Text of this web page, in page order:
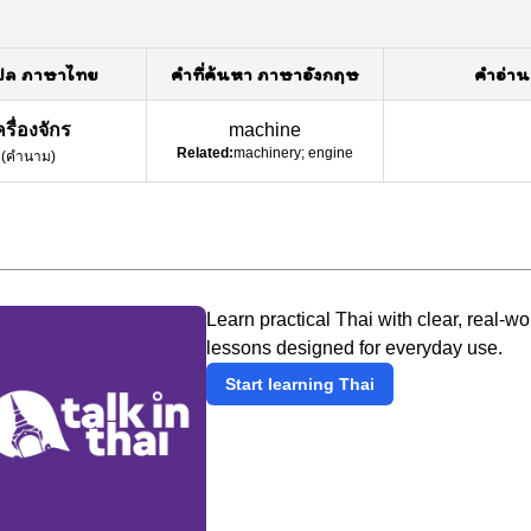
ภาษาไทย คำที่ค้นหา ภาษาอังกฤษ คำอ่าน
รื่องจักร
(คำนาม)
machine
Related:machinery; engine
Learn practical Thai with clear, real-
lessons designed for everyday use.
Start learning Thai